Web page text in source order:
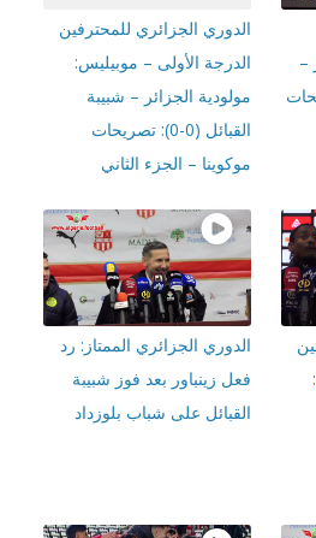
الدوري الجزائري للمحترفين
الدرجة الأولى – موبيليس:
مولودية الجزائر – شبيبة
القبائل (0-0): تصريحات
موكوينا – الجزء الثاني
الدوري الجزائري الممتاز: رد
فعل زينباور بعد فوز شبيبة
القبائل على شباب بلوزداد